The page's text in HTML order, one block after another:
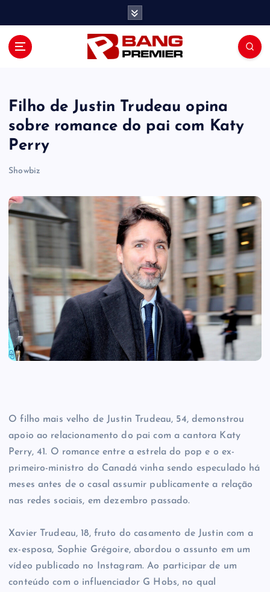
Filho de Justin Trudeau opina
sobre romance do pai com Katy
Perry
Showbiz
O filho mais velho de Justin Trudeau, 54, demonstrou
apoio ao relacionamento do pai com a cantora Katy
Perry, 41. O romance entre a estrela do pop e o ex-
primeiro-ministro do Canadá vinha sendo especulado há
meses antes de o casal assumir publicamente a relação
nas redes sociais, em dezembro passado.
Xavier Trudeau, 18, fruto do casamento de Justin com a
ex-esposa, Sophie Grégoire, abordou o assunto em um
vídeo publicado no Instagram. Ao participar de um
conteúdo com o influenciador G Hobs, no qual